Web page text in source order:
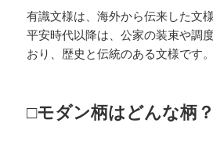
有識文様は、海外から伝来した文様
平安時代以降は、公家の装束や調
おり、歴史と伝統のある文様です。
□モダン柄はどんな柄？